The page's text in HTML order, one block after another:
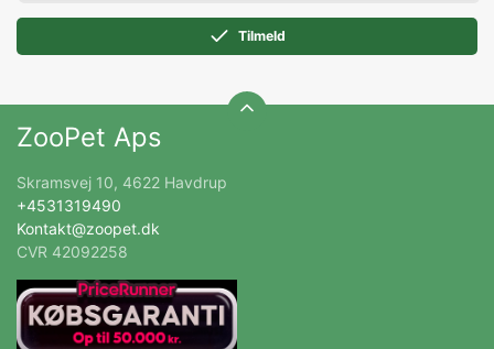
Tilmeld
ZooPet Aps
Skramsvej 10, 4622 Havdrup
+4531319490
Kontakt@zoopet.dk
CVR 42092258